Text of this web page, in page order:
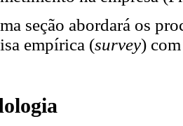
seção abordará os
empírica (survey)